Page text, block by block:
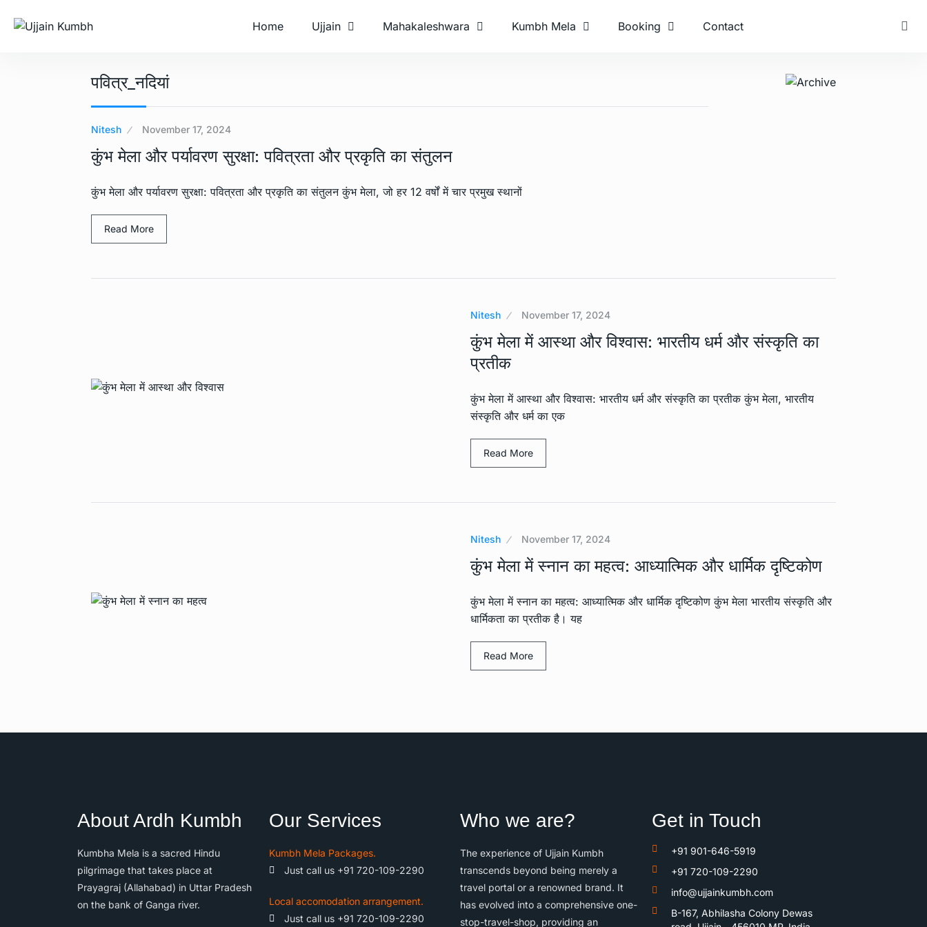
Home Ujjain Mahakaleshwara Kumbh Mela Booking Contact
पवित्र_नदियां
Nitesh November 17, 2024
कुंभ मेला और पर्यावरण सुरक्षा: पवित्रता और प्रकृति का संतुलन
कुंभ मेला और पर्यावरण सुरक्षा: पवित्रता और प्रकृति का संतुलन कुंभ मेला, जो हर 12 वर्षों में चार प्रमुख स्थानों
Read More
Nitesh November 17, 2024
कुंभ मेला में आस्था और विश्वास: भारतीय धर्म और संस्कृति का
प्रतीक
कुंभ मेला में आस्था और विश्वास: भारतीय धर्म और संस्कृति का प्रतीक कुंभ मेला, भारतीय
संस्कृति और धर्म का एक
Read More
Nitesh November 17, 2024
कुंभ मेला में स्नान का महत्व: आध्यात्मिक और धार्मिक दृष्टिकोण
कुंभ मेला में स्नान का महत्व: आध्यात्मिक और धार्मिक दृष्टिकोण कुंभ मेला भारतीय संस्कृति और
धार्मिकता का प्रतीक है। यह
Read More
About Ardh Kumbh
Kumbha Mela is a sacred Hindu
pilgrimage that takes place at
Prayagraj (Allahabad) in Uttar Pradesh
on the bank of Ganga river.
Our Services
Kumbh Mela Packages.
Just call us +91 720-109-2290
Local accomodation arrangement.
Just call us +91 720-109-2290
Who we are?
The experience of Ujjain Kumbh
transcends beyond being merely a
travel portal or a renowned brand. It
has evolved into a comprehensive one-
stop-travel-shop, providing an
Get in Touch
+91 901-646-5919
+91 720-109-2290
info@ujjainkumbh.com
B-167, Abhilasha Colony Dewas